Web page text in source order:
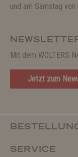
und am Samstag
Mit dem WOLTERS
Jetzt zum
SERVICE